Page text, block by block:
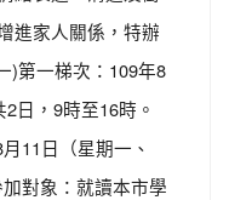
進家人關係，特辦
)第一梯次：109年8
日，9時至16時。
11日（星期一、
對象：就讀本市學